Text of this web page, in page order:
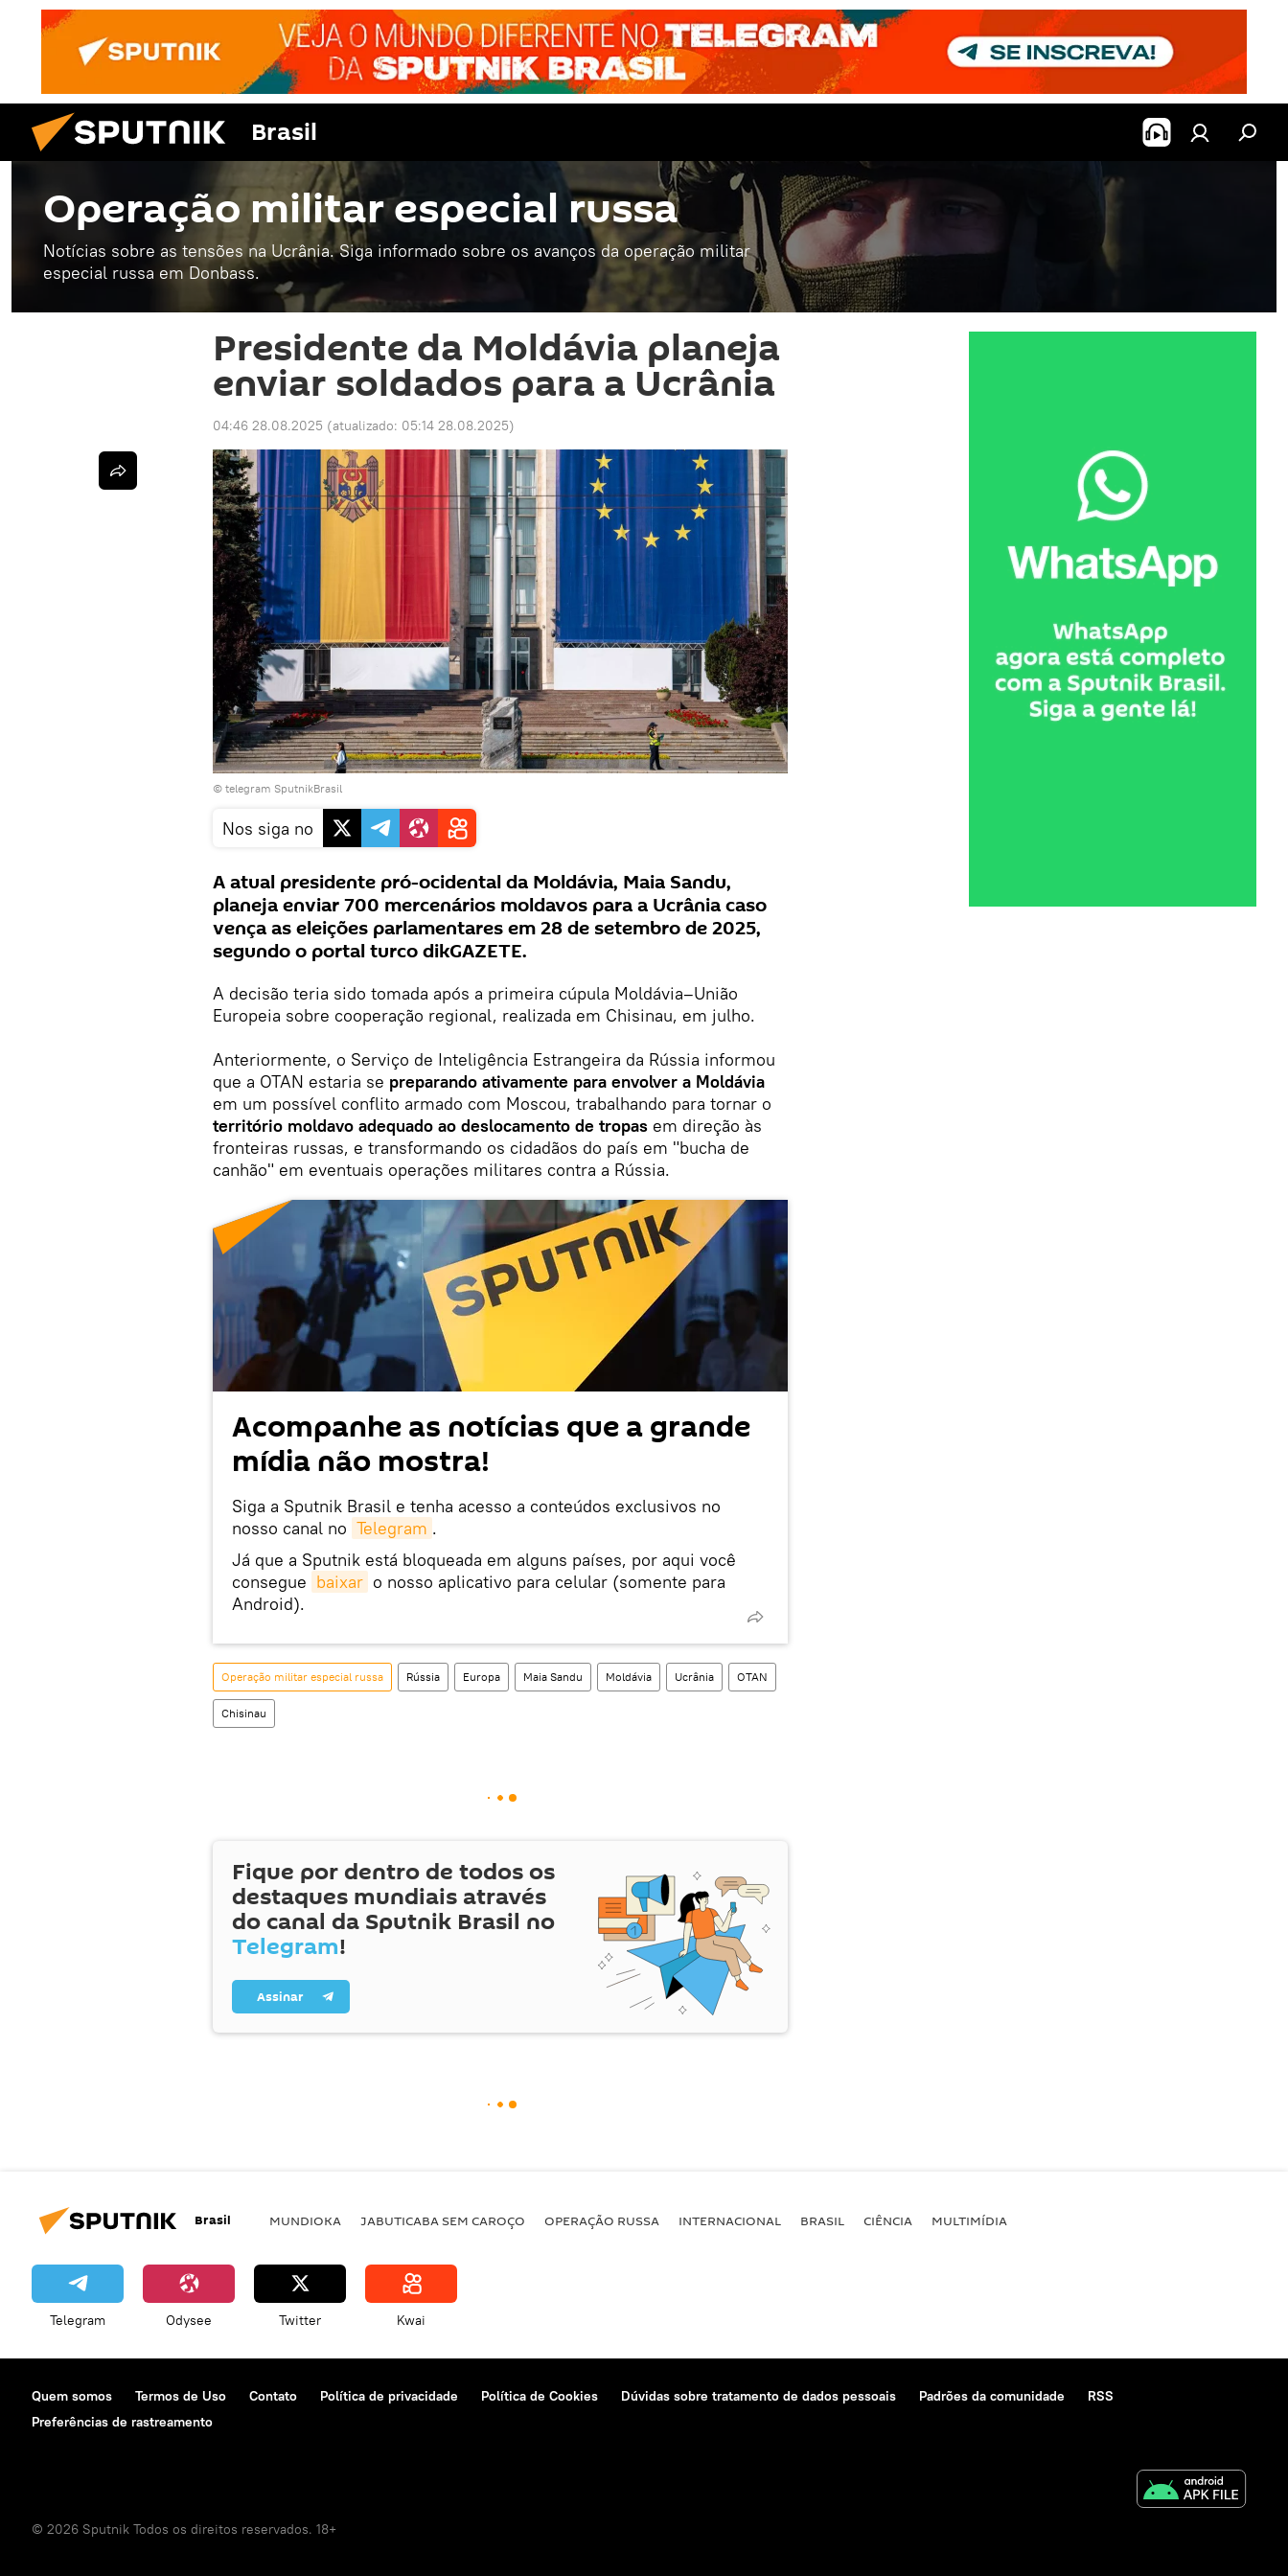
Brasil
Operação militar especial russa
Notícias sobre as tensões na Ucrânia. Siga informado sobre os avanços da operação militar
especial russa em Donbass.
Presidente da Moldávia planeja
enviar soldados para a Ucrânia
04:46 28.08.2025 (atualizado: 05:14 28.08.2025)
© telegram SputnikBrasil
Nos siga no
A atual presidente pró-ocidental da Moldávia, Maia Sandu,
planeja enviar 700 mercenários moldavos para a Ucrânia caso
vença as eleições parlamentares em 28 de setembro de 2025,
segundo o portal turco dikGAZETE.
A decisão teria sido tomada após a primeira cúpula Moldávia–União
Europeia sobre cooperação regional, realizada em Chisinau, em julho.
Anteriormente, o Serviço de Inteligência Estrangeira da Rússia informou
que a OTAN estaria se preparando ativamente para envolver a Moldávia
em um possível conflito armado com Moscou, trabalhando para tornar o
território moldavo adequado ao deslocamento de tropas em direção às
fronteiras russas, e transformando os cidadãos do país em "bucha de
canhão" em eventuais operações militares contra a Rússia.
Acompanhe as notícias que a grande
mídia não mostra!
Siga a Sputnik Brasil e tenha acesso a conteúdos exclusivos no
nosso canal no Telegram .
Já que a Sputnik está bloqueada em alguns países, por aqui você
consegue baixar o nosso aplicativo para celular (somente para
Android).
Operação militar especial russa Rússia Europa Maia Sandu Moldávia Ucrânia OTAN
Chisinau
Fique por dentro de todos os
destaques mundiais através
do canal da Sputnik Brasil no
Telegram!
Assinar
Brasil MUNDIOKA JABUTICABA SEM CAROÇO OPERAÇÃO RUSSA INTERNACIONAL BRASIL CIÊNCIA MULTIMÍDIA
Telegram Odysee Twitter Kwai
Quem somos Termos de Uso Contato Política de privacidade Política de Cookies Dúvidas sobre tratamento de dados pessoais Padrões da comunidade
RSS
Preferências de rastreamento
© 2026 Sputnik Todos os direitos reservados. 18+